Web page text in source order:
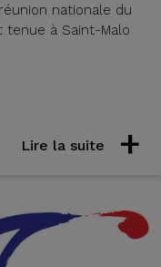
nationale du
tenue à Saint-Malo
Lire la suite